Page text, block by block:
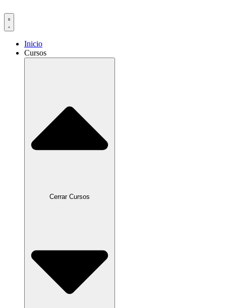
al
contenido
Inicio
Cursos
Cerrar Cursos